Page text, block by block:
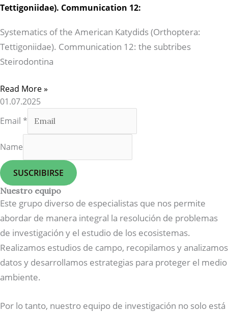
Tettigoniidae). Communication 12:
Systematics of the American Katydids (Orthoptera:
Tettigoniidae). Communication 12: the subtribes
Steirodontina
Read More »
01.07.2025
Email *
Name
SUSCRIBIRSE
Nuestro equipo
Este grupo diverso de especialistas que nos permite
abordar de manera integral la resolución de problemas
de investigación y el estudio de los ecosistemas.
Realizamos estudios de campo, recopilamos y analizamos
datos y desarrollamos estrategias para proteger el medio
ambiente.
Por lo tanto, nuestro equipo de investigación no solo está